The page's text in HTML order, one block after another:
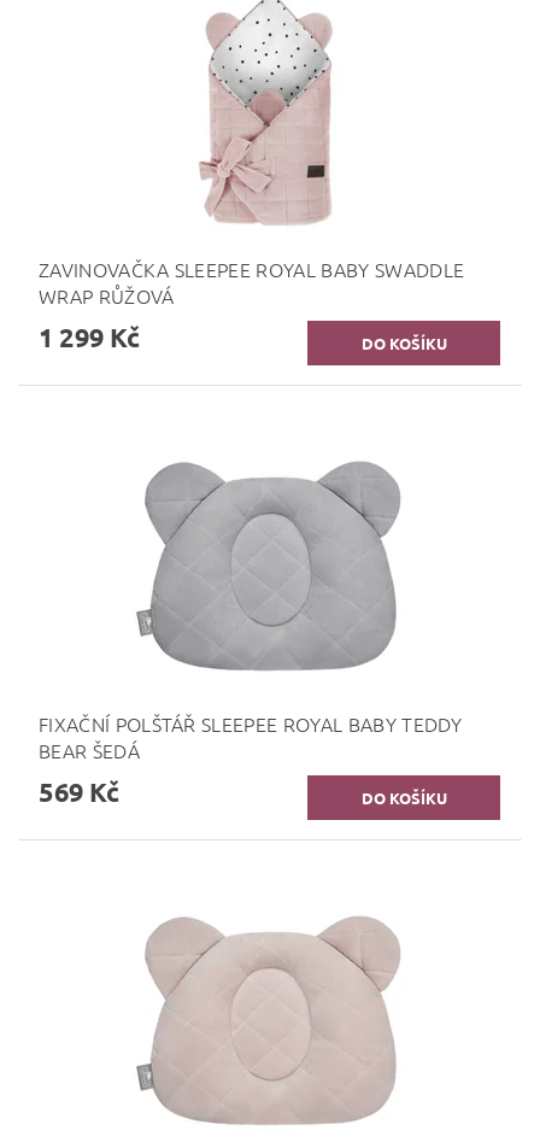
ZAVINOVAČKA SLEEPEE ROYAL BABY SWADDLE
WRAP RŮŽOVÁ
1 299 Kč
FIXAČNÍ POLŠTÁŘ SLEEPEE ROYAL BABY TEDDY
BEAR ŠEDÁ
569 Kč